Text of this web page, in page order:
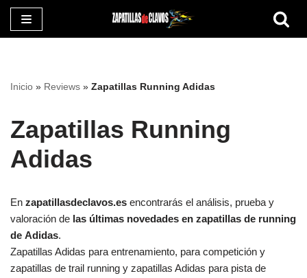
Saltar
Inicio » Reviews » Zapatillas Running Adidas
Zapatillas Running
Adidas
En zapatillasdeclavos.es encontrarás el análisis, prueba y
valoración de las últimas novedades en zapatillas de running
de Adidas.
Zapatillas Adidas para entrenamiento, para competición y
zapatillas de trail running y zapatillas Adidas para pista de